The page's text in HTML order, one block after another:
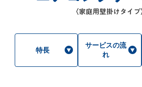
特長
サービスの流
れ